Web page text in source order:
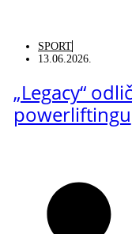
SPORT
13.06.2026.
„Legacy“
powerliftingu